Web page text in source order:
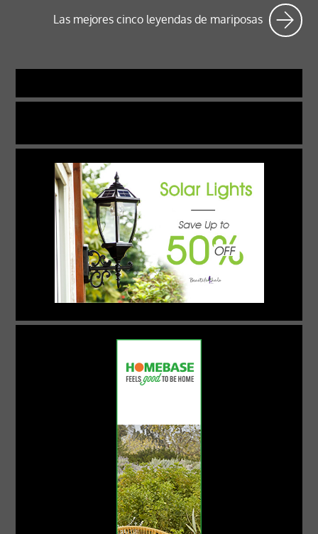
Las mejores cinco leyendas de mariposas